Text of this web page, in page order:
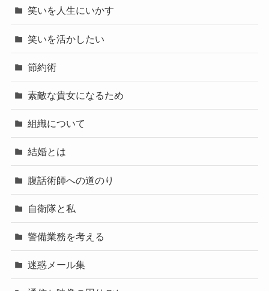
笑いを人生にいかす
笑いを活かしたい
節約術
素敵な貴女になるため
組織について
結婚とは
腹話術師への道のり
自衛隊と私
警備業務を考える
迷惑メール集